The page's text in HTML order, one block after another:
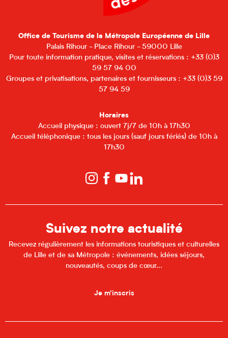
Office de Tourisme de la Métropole Européenne de Lille
Palais Rihour - Place Rihour - 59000 Lille
Pour toute information pratique, visites et réservations : +33 (0)3
59 57 94 00
Groupes et privatisations, partenaires et fournisseurs : +33 (0)3 59
57 94 59
Horaires
Accueil physique : ouvert 7j/7 de 10h à 17h30
Accueil téléphonique : tous les jours (sauf jours fériés) de 10h à
17h30
Suivez notre actualité
Recevez régulièrement les informations touristiques et culturelles
de Lille et de sa Métropole : événements, idées séjours,
nouveautés, coups de cœur...
Je m'inscris